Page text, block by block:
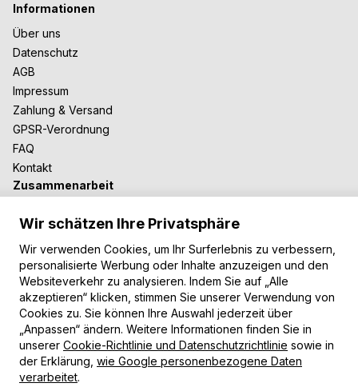
Informationen
Über uns
Datenschutz
AGB
Impressum
Zahlung & Versand
GPSR-Verordnung
FAQ
Kontakt
Zusammenarbeit
B2B-Zusammenarbeit
Unsere Teppiche
Moderne Teppiche
Vintage Teppiche
Shaggy Teppiche
Kinderteppiche
Zahlungsarten
Wir schätzen Ihre Privatsphäre
Wir verwenden Cookies, um Ihr Surferlebnis zu verbessern,
personalisierte Werbung oder Inhalte anzuzeigen und den
Websiteverkehr zu analysieren. Indem Sie auf „Alle
akzeptieren“ klicken, stimmen Sie unserer Verwendung von
Cookies zu. Sie können Ihre Auswahl jederzeit über
„Anpassen“ ändern. Weitere Informationen finden Sie in
unserer Cookie-Richtlinie und Datenschutzrichtlinie sowie in
der Erklärung, wie Google personenbezogene Daten
verarbeitet.